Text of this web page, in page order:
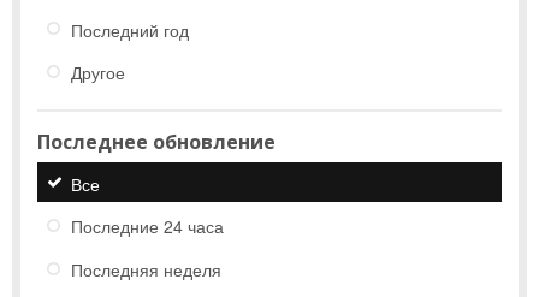
Последний год
Другое
Последнее обновление
Все
Последние 24 часа
Последняя неделя